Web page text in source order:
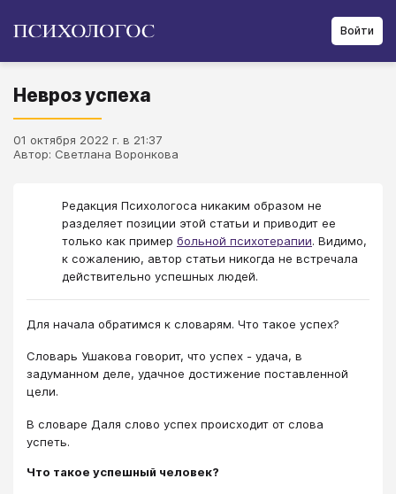
Войти
Невроз успеха
01 октября 2022 г. в 21:37
Автор: Светлана Воронкова
Редакция Психологоса никаким образом не
разделяет позиции этой статьи и приводит ее
только как пример больной психотерапии. Видимо,
к сожалению, автор статьи никогда не встречала
действительно успешных людей.
Для начала обратимся к словарям. Что такое успех?
Словарь Ушакова говорит, что успех - удача, в
задуманном деле, удачное достижение поставленной
цели.
В словаре Даля слово успех происходит от слова
успеть.
Что такое успешный человек?